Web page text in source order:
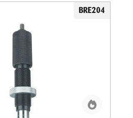
innovative Kammerdesign ist
unserer Bench Rest Seater
System aller „Inline“-Setzsysteme
der großen Hülse
und den Hülsenhals
seine Sitzschäfte weiter verfeinert,
entwickelten ballistischen Spitzen
VLD-Geschossen (Very Low
anliegende Kammer aus einteiligen
Konzentrizität und
Matrizen sind in 80 Kalibern
oder gebündelt mit einer
Länge im Bench Rest Matrizen-Set.
BRE204